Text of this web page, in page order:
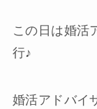
この日は婚活
行♪
婚活アドバイ